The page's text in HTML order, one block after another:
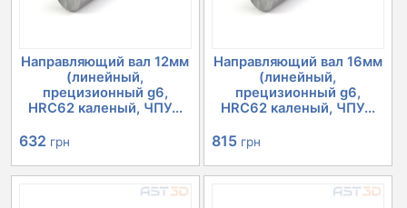
Направляющий вал 12мм
(линейный,
прецизионный g6,
HRC62 каленый, ЧПУ...
632 грн
Направляющий вал 16мм
(линейный,
прецизионный g6,
HRC62 каленый, ЧПУ...
815 грн